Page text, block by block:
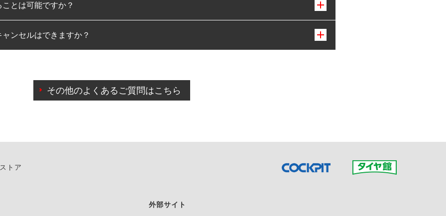
みとなります。
とは可能ですか？
可能です。
ンセルはできますか？
によりご予約のキャンセルをご希望の際は、直接ご予約いただいた店舗へご連絡くださ
その他のよくあるご質問はこちら
トア
外部サイト